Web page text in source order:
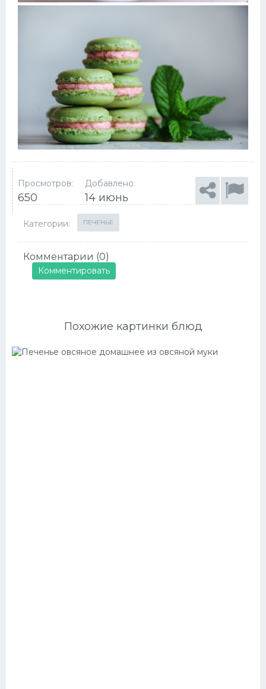
Просмотров:
650
Добавлено:
14 июнь
Категории: ПЕЧЕНЬЕ
Комментарии (0)
Комментировать
Похожие картинки блюд